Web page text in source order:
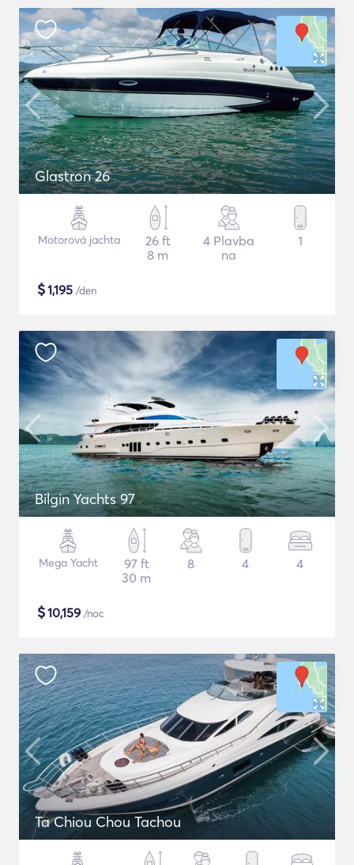
Glastron 26
Motorová jachta
26 ft
8 m
4 Plavba
na
1
$1,195 /den
Bilgin Yachts 97
Mega Yacht
97 ft
30 m
8 4 4
$10,159 /noc
Ta Chiou Chou Tachou